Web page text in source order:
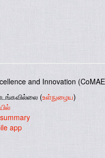
and Innovation
(உள்நுழைய)
app